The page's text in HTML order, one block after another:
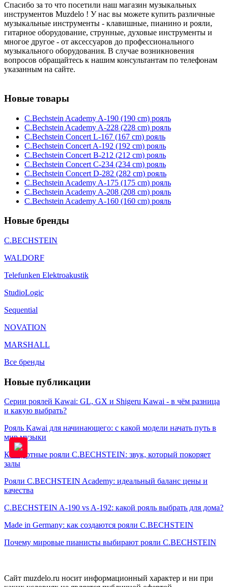
Спасибо за то что посетили наш магазин музыкальных
инструментов Muzdelo ! У нас вы можете купить различные
музыкальные инструменты - клавишные, пианино и рояли,
гитарное оборудование, струнные, духовые инструменты и
многое другое - от аксессуаров до профессионального
музыкального оборудования. В случае возникновения
вопросов обращайтесь к нашим консультантам по телефонам
указанным на сайте.
Новые товары
C.Bechstein Academy A-190 (190 cm) рояль
C.Bechstein Academy A-228 (228 cm) рояль
C.Bechstein Concert L-167 (167 cm) рояль
C.Bechstein Concert A-192 (192 cm) рояль
C.Bechstein Concert B-212 (212 cm) рояль
C.Bechstein Concert С-234 (234 cm) рояль
C.Bechstein Concert D-282 (282 cm) рояль
C.Bechstein Academy A-175 (175 cm) рояль
C.Bechstein Academy A-208 (208 cm) рояль
C.Bechstein Academy A-160 (160 cm) рояль
Новые бренды
C.BECHSTEIN
WALDORF
Telefunken Elektroakustik
StudioLogic
Sequential
NOVATION
MARSHALL
Все бренды
Новые публикации
Серии роялей Kawai: GL, GX и Shigeru Kawai - в чём разница
и какую выбрать?
Рояль Kawai для начинающего: с какой модели начать путь в
мир музыки
Концертные рояли C.BECHSTEIN: звук, который покоряет
залы
Рояли C.BECHSTEIN Academy: идеальный баланс цены и
качества
C.BECHSTEIN A-190 vs A-192: какой рояль выбрать для дома?
Made in Germany: как создаются рояли C.BECHSTEIN
Почему мировые пианисты выбирают рояли C.BECHSTEIN
Сайт muzdelo.ru носит информационный характер и ни при